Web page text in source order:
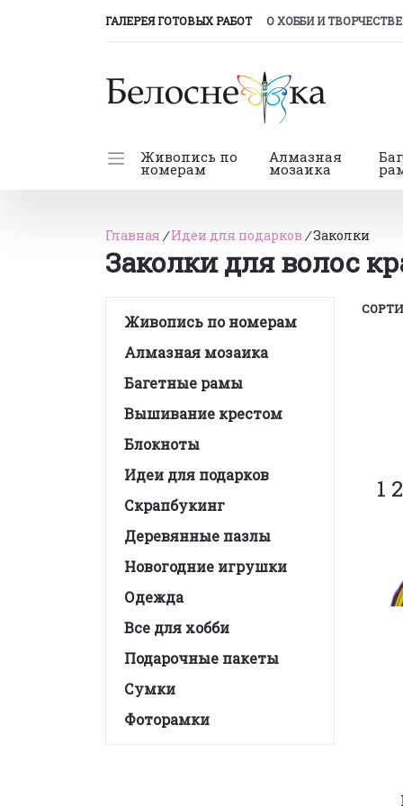
ГАЛЕРЕЯ ГОТОВЫХ РАБОТ(CURRENT)
О ХОББИ И ТВОРЧЕСТВЕ
Живопись по
номерам
Алмазная
мозаика
Главная /Идеи для подарков /Заколки
Заколки для волос
Живопись по номерам
Алмазная мозаика
Багетные рамы
Вышивание крестом
Блокноты
Идеи для подарков
Скрапбукинг
Деревянные пазлы
Новогодние игрушки
Одежда
Все для хобби
Подарочные пакеты
Сумки
Фоторамки
1